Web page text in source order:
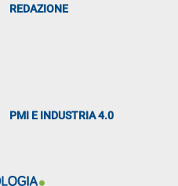
REDAZIONE
PMI E INDUSTRIA 4.0